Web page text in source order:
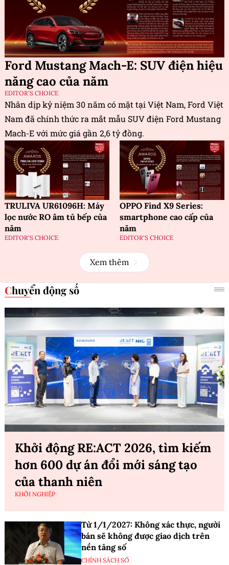
Ford Mustang Mach-E: SUV điện hiệu
năng cao của năm
EDITOR'S CHOICE
Nhân dịp kỷ niệm 30 năm có mặt tại Việt Nam, Ford Việt
Nam đã chính thức ra mắt mẫu SUV điện Ford Mustang
Mach-E với mức giá gần 2,6 tỷ đồng.
TRULIVA UR61096H: Máy
lọc nước RO âm tủ bếp của
năm
EDITOR'S CHOICE
OPPO Find X9 Series:
smartphone cao cấp của
năm
EDITOR'S CHOICE
Xem thêm
Chuyển động số
Khởi động RE:ACT 2026, tìm kiếm
hơn 600 dự án đổi mới sáng tạo
của thanh niên
KHỞI NGHIỆP
Từ 1/1/2027: Không xác thực, người
bán sẽ không được giao dịch trên
nền tảng số
CHÍNH SÁCH SỐ